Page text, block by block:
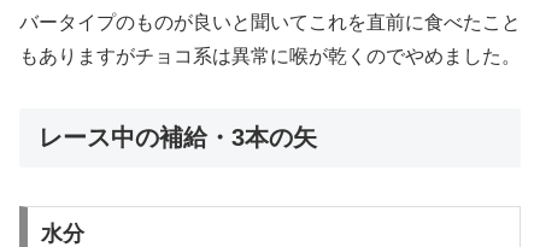
バータイプのものが良いと聞いてこれを直前に食べたこと
もありますがチョコ系は異常に喉が乾くのでやめました。
レース中の補給・3本の矢
水分